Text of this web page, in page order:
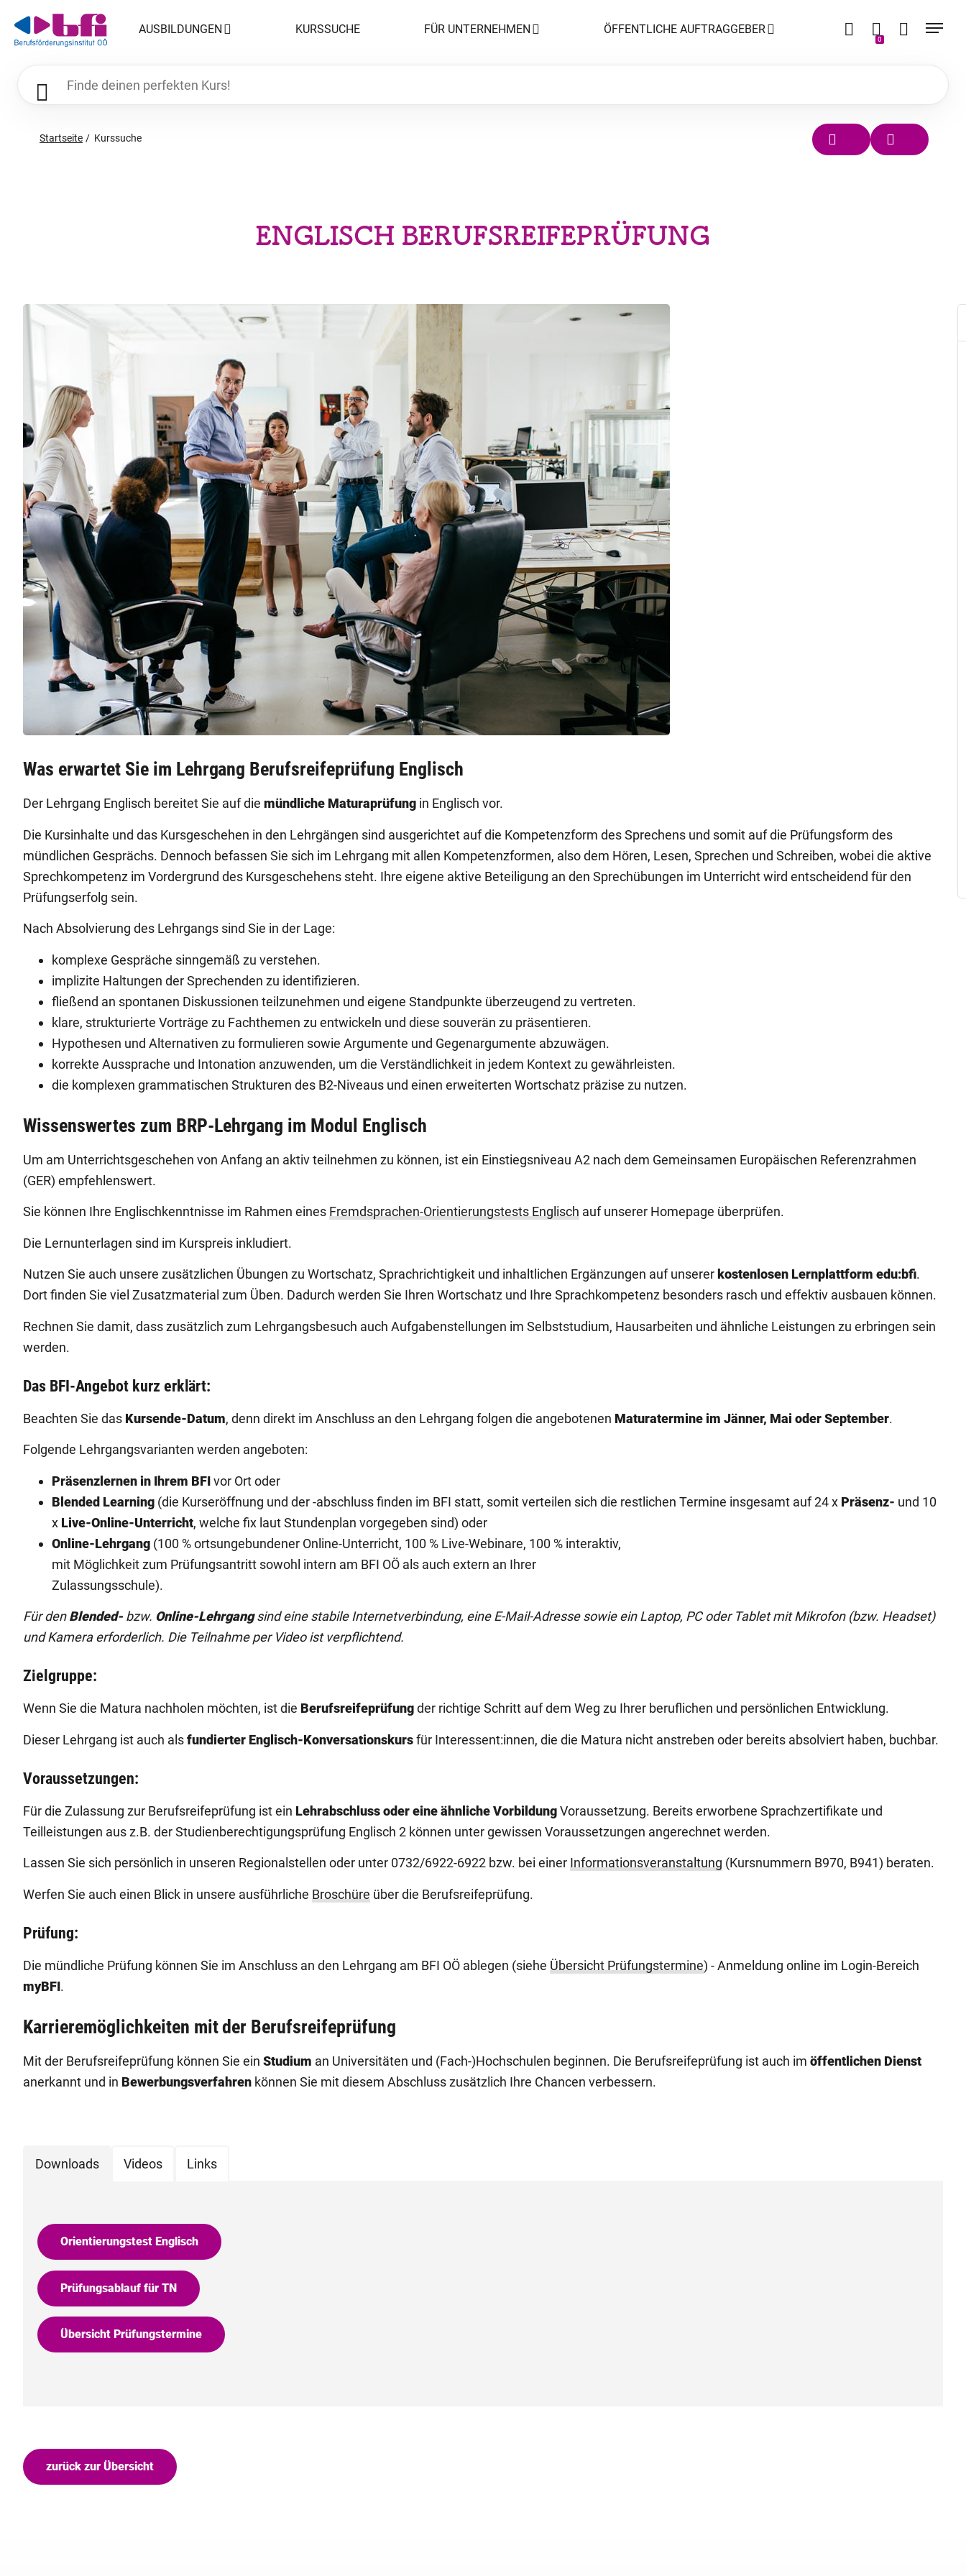
AUSBILDUNGEN KURSSUCHE FÜR UNTERNEHMEN ÖFFENTLICHE AUFTRAGGEBER
0
Startseite Kurssuche
ENGLISCH BERUFSREIFEPRÜFUNG
Was erwartet Sie im Lehrgang Berufsreifeprüfung Englisch
Der Lehrgang Englisch bereitet Sie auf die mündliche Maturaprüfung in Englisch vor.
Die Kursinhalte und das Kursgeschehen in den Lehrgängen sind ausgerichtet auf die Kompetenzform des Sprechens und somit auf die Prüfungsform des
mündlichen Gesprächs. Dennoch befassen Sie sich im Lehrgang mit allen Kompetenzformen, also dem Hören, Lesen, Sprechen und Schreiben, wobei die aktive
Sprechkompetenz im Vordergrund des Kursgeschehens steht. Ihre eigene aktive Beteiligung an den Sprechübungen im Unterricht wird entscheidend für den
Prüfungserfolg sein.
Nach Absolvierung des Lehrgangs sind Sie in der Lage:
komplexe Gespräche sinngemäß zu verstehen.
implizite Haltungen der Sprechenden zu identifizieren.
fließend an spontanen Diskussionen teilzunehmen und eigene Standpunkte überzeugend zu vertreten.
klare, strukturierte Vorträge zu Fachthemen zu entwickeln und diese souverän zu präsentieren.
Hypothesen und Alternativen zu formulieren sowie Argumente und Gegenargumente abzuwägen.
korrekte Aussprache und Intonation anzuwenden, um die Verständlichkeit in jedem Kontext zu gewährleisten.
die komplexen grammatischen Strukturen des B2-Niveaus und einen erweiterten Wortschatz präzise zu nutzen.
Wissenswertes zum BRP-Lehrgang im Modul Englisch
Um am Unterrichtsgeschehen von Anfang an aktiv teilnehmen zu können, ist ein Einstiegsniveau A2 nach dem Gemeinsamen Europäischen Referenzrahmen
(GER) empfehlenswert.
Sie können Ihre Englischkenntnisse im Rahmen eines Fremdsprachen-Orientierungstests Englisch auf unserer Homepage überprüfen.
Die Lernunterlagen sind im Kurspreis inkludiert.
Nutzen Sie auch unsere zusätzlichen Übungen zu Wortschatz, Sprachrichtigkeit und inhaltlichen Ergänzungen auf unserer kostenlosen Lernplattform edu:bfi.
Dort finden Sie viel Zusatzmaterial zum Üben. Dadurch werden Sie Ihren Wortschatz und Ihre Sprachkompetenz besonders rasch und effektiv ausbauen können.
Rechnen Sie damit, dass zusätzlich zum Lehrgangsbesuch auch Aufgabenstellungen im Selbststudium, Hausarbeiten und ähnliche Leistungen zu erbringen sein
werden.
Das BFI-Angebot kurz erklärt:
Beachten Sie das Kursende-Datum, denn direkt im Anschluss an den Lehrgang folgen die angebotenen Maturatermine im Jänner, Mai oder September.
Folgende Lehrgangsvarianten werden angeboten:
Präsenzlernen in Ihrem BFIvor Ort oder
Blended Learning (die Kurseröffnung und der -abschluss finden im BFI statt, somit verteilen sich die restlichen Termine insgesamt auf 24 x Präsenz- und 10
x Live-Online-Unterricht, welche fix laut Stundenplan vorgegeben sind) oder
Online-Lehrgang (100 % ortsungebundener Online-Unterricht, 100 % Live-Webinare, 100 % interaktiv,
mit Möglichkeit zum Prüfungsantritt sowohl intern am BFI OÖ als auch extern an Ihrer
Zulassungsschule).
Für denBlended-bzw. Online-Lehrgangsind eine stabile Internetverbindung, eine E-Mail-Adresse sowie ein Laptop, PC oder Tablet mit Mikrofon (bzw. Headset)
und Kamera erforderlich. Die Teilnahme per Video ist verpflichtend.
Zielgruppe:
Wenn Sie die Matura nachholen möchten, ist die Berufsreifeprüfungder richtige Schritt auf dem Weg zu Ihrer beruflichen und persönlichen Entwicklung.
Dieser Lehrgang ist auch alsfundierter Englisch-Konversationskursfür Interessent:innen, die die Matura nicht anstreben oder bereits absolviert haben, buchbar.
Voraussetzungen:
Für die Zulassung zur Berufsreifeprüfung ist ein Lehrabschluss oder eine ähnliche VorbildungVoraussetzung. Bereits erworbene Sprachzertifikate und
Teilleistungen aus z.B. der Studienberechtigungsprüfung Englisch 2 können unter gewissen Voraussetzungen angerechnet werden.
Lassen Sie sich persönlich in unseren Regionalstellen oder unter 0732/6922-6922 bzw. bei einer Informationsveranstaltung (Kursnummern B970, B941) beraten.
Werfen Sie auch einen Blick in unsere ausführliche Broschüre über die Berufsreifeprüfung.
Prüfung:
Die mündliche Prüfung können Sie im Anschluss an den Lehrgang am BFI OÖ ablegen (siehe Übersicht Prüfungstermine) - Anmeldung online im Login-Bereich
myBFI.
Karrieremöglichkeiten mit der Berufsreifeprüfung
Mit der Berufsreifeprüfung können Sie ein Studium an Universitäten und (Fach-)Hochschulen beginnen. Die Berufsreifeprüfung ist auch im öffentlichen Dienst
anerkannt und in Bewerbungsverfahren können Sie mit diesem Abschluss zusätzlich Ihre Chancen verbessern.
Downloads Videos Links
Orientierungstest Englisch
Prüfungsablauf für TN
Übersicht Prüfungstermine
zurück zur Übersicht